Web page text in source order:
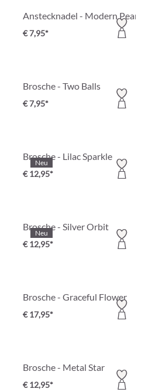
Anstecknadel - Modern Pearl
€ 7,95*
Brosche - Two Balls
€ 7,95*
Neu
Brosche - Lilac Sparkle
€ 12,95*
Neu
Brosche - Silver Orbit
€ 12,95*
Brosche - Graceful Flower
€ 17,95*
Brosche - Metal Star
€ 12,95*